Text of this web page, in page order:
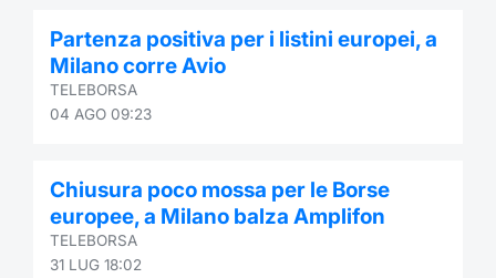
Partenza positiva per i listini europei, a
Milano corre Avio
TELEBORSA
04 AGO 09:23
Chiusura poco mossa per le Borse
europee, a Milano balza Amplifon
TELEBORSA
31 LUG 18:02